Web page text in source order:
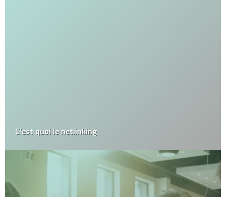
C’est quoi le netlinking